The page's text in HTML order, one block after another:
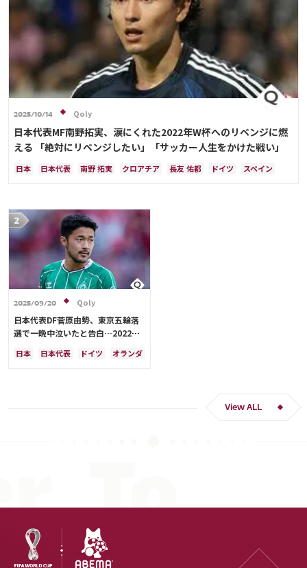
2025/10/14 Qoly
日本代表MF南野拓実、涙にくれた2022年W杯へのリベンジに燃
える 「絶対にリベンジしたい」「サッカー人生をかけた戦い」
日本 日本代表 南野 拓実 クロアチア 長友 佑都 ドイツ
スペイン
2025/09/20 Qoly
日本代表DF菅原由勢、東京五輪落
選で一晩中泣いたと告白…2022年
く「受け入れるのは難しかった」
日本 日本代表 ドイツ オランダ
View ALL